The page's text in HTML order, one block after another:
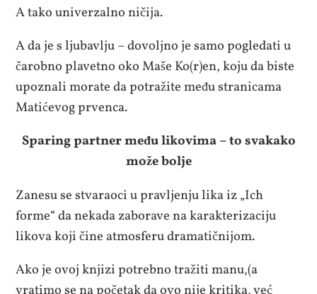
A tako univerzalno ničija.
A da je s ljubavlju – dovoljno je samo pogledati u
čarobno plavetno oko Maše Ko(r)en, koju da biste
upoznali morate da potražite među stranicama
Matićevog prvenca.
Sparing partner među likovima – to svakako
može bolje
Zanesu se stvaraoci u pravljenju lika iz „Ich
forme“ da nekada zaborave na karakterizaciju
likova koji čine atmosferu dramatičnijom.
Ako je ovoj knjizi potrebno tražiti manu,(a